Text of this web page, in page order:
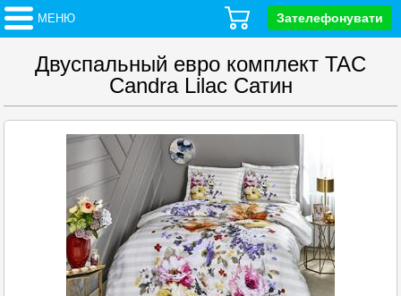
МЕНЮ Зателефонувати
Двуспальный евро комплект TAC
Candra Lilac Сатин